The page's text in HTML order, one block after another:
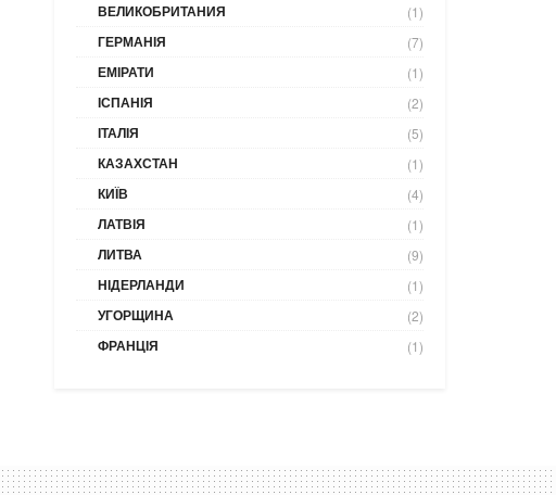
ВЕЛИКОБРИТАНИЯ (1)
ГЕРМАНІЯ (7)
ЕМІРАТИ (1)
ІСПАНІЯ (2)
ІТАЛІЯ (5)
КАЗАХСТАН (1)
КИЇВ (4)
ЛАТВІЯ (1)
ЛИТВА (9)
НІДЕРЛАНДИ (1)
УГОРЩИНА (2)
ФРАНЦІЯ (1)